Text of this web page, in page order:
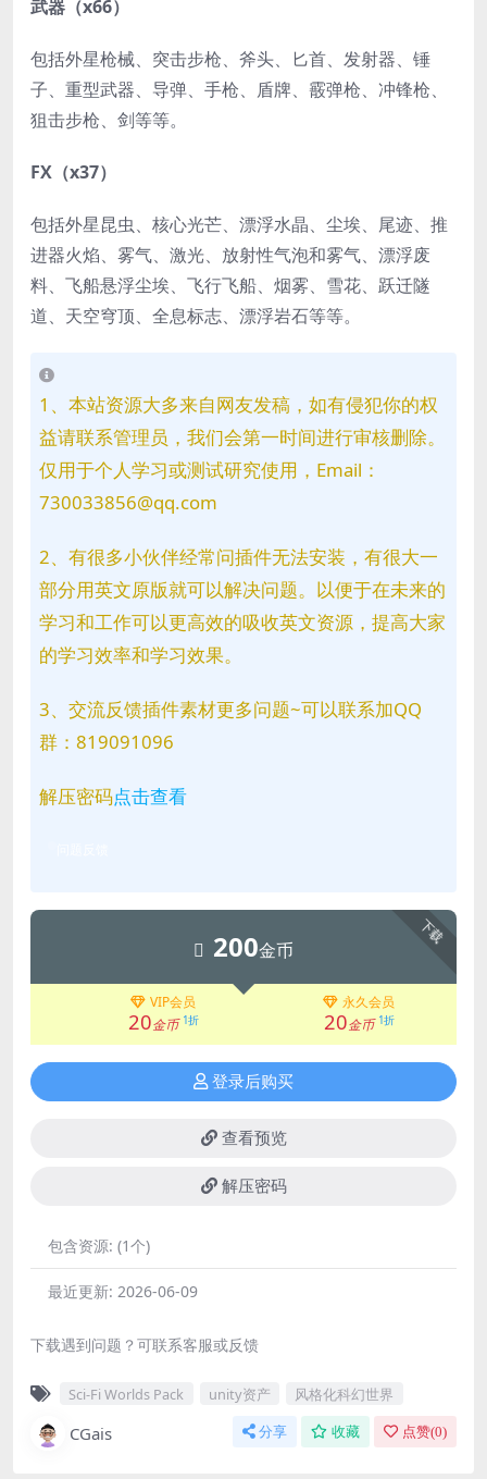
武器（x66）
包括外星枪械、突击步枪、斧头、匕首、发射器、锤
子、重型武器、导弹、手枪、盾牌、霰弹枪、冲锋枪、
狙击步枪、剑等等。
FX（x37）
包括外星昆虫、核心光芒、漂浮水晶、尘埃、尾迹、推
进器火焰、雾气、激光、放射性气泡和雾气、漂浮废
料、飞船悬浮尘埃、飞行飞船、烟雾、雪花、跃迁隧
道、天空穹顶、全息标志、漂浮岩石等等。
1、本站资源大多来自网友发稿，如有侵犯你的权
益请联系管理员，我们会第一时间进行审核删除。
仅用于个人学习或测试研究使用，Email：
730033856@qq.com
2、有很多小伙伴经常问插件无法安装，有很大一
部分用英文原版就可以解决问题。以便于在未来的
学习和工作可以更高效的吸收英文资源，提高大家
的学习效率和学习效果。
3、交流反馈插件素材更多问题~可以联系加QQ
群：819091096
解压密码点击查看
下载
200金币
VIP会员
20金币 1折
永久会员
20金币 1折
登录后购买
查看预览
解压密码
包含资源: (1个)
最近更新: 2026-06-09
下载遇到问题？可联系客服或反馈
Sci-Fi Worlds Pack unity资产 风格化科幻世界
CGais 分享 收藏 点赞(0)